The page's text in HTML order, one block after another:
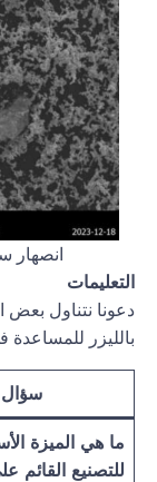
انصهار
التعليمات
دعونا نتناول بعض
بالليزر
سؤال
ما هي الميزة
للتصنيع القائم